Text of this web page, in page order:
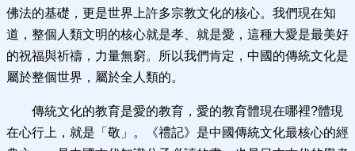
佛法的基礎，更是世界上許多宗教文化的核心。我們現在知
道，整個人類文明的核心就是孝、就是愛，這種大愛是最美好
的祝福與祈禱，力量無窮。所以我們肯定，中國的傳統文化是
屬於整個世界，屬於全人類的。
傳統文化的教育是愛的教育，愛的教育體現在哪裡?體現
在心行上，就是「敬」。《禮記》是中國傳統文化最核心的經